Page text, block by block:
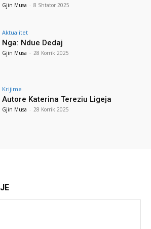
Gjin Musa - 8 Shtator 2025
Aktualitet
Nga: Ndue Dedaj
Gjin Musa - 28 Korrik 2025
Krijime
Autore Katerina Tereziu Ligeja
Gjin Musa - 28 Korrik 2025